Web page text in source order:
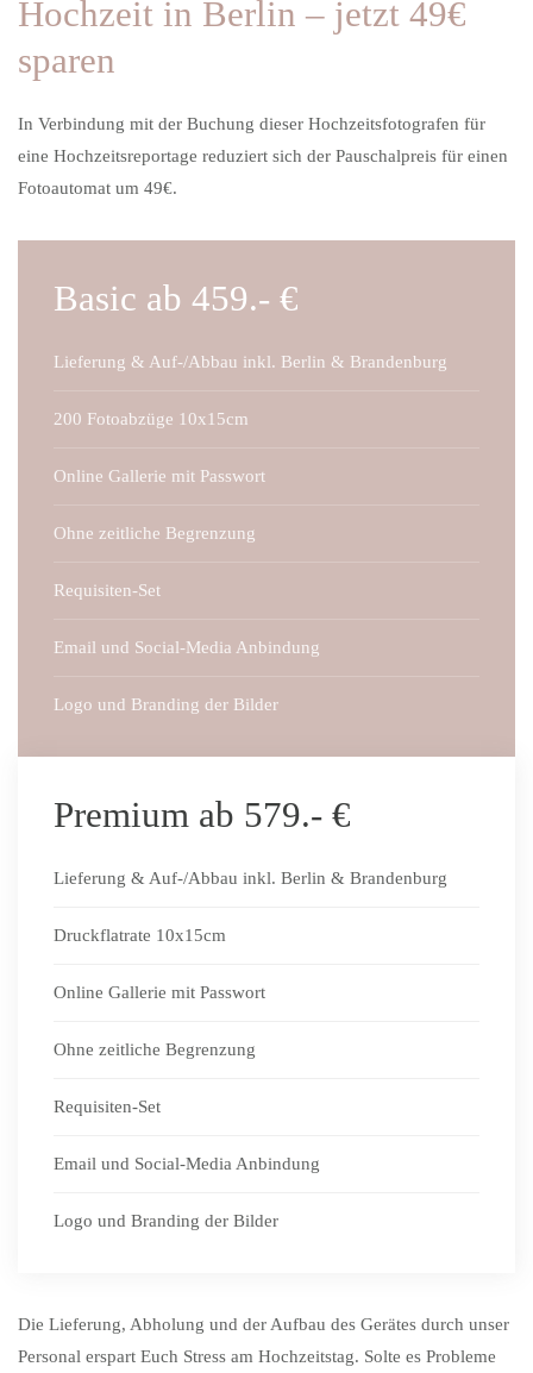
Hochzeit in Berlin – jetzt 49€
sparen
In Verbindung mit der Buchung dieser Hochzeitsfotografen für
eine Hochzeitsreportage reduziert sich der Pauschalpreis für einen
Fotoautomat um 49€.
Basic ab 459.- €
Lieferung & Auf-/Abbau inkl. Berlin & Brandenburg
200 Fotoabzüge 10x15cm
Online Gallerie mit Passwort
Ohne zeitliche Begrenzung
Requisiten-Set
Email und Social-Media Anbindung
Logo und Branding der Bilder
Premium ab 579.- €
Lieferung & Auf-/Abbau inkl. Berlin & Brandenburg
Druckflatrate 10x15cm
Online Gallerie mit Passwort
Ohne zeitliche Begrenzung
Requisiten-Set
Email und Social-Media Anbindung
Logo und Branding der Bilder
Die Lieferung, Abholung und der Aufbau des Gerätes durch unser
Personal erspart Euch Stress am Hochzeitstag. Solte es Probleme